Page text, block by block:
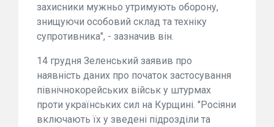
захисники мужньо утримують оборону,
знищуючи особовий склад та техніку
супротивника", - зазначив він.
14 грудня Зеленський заявив про
наявність даних про початок застосування
північнокорейських військ у штурмах
проти українських сил на Курщині. "Росіяни
включають їх у зведені підрозділи та